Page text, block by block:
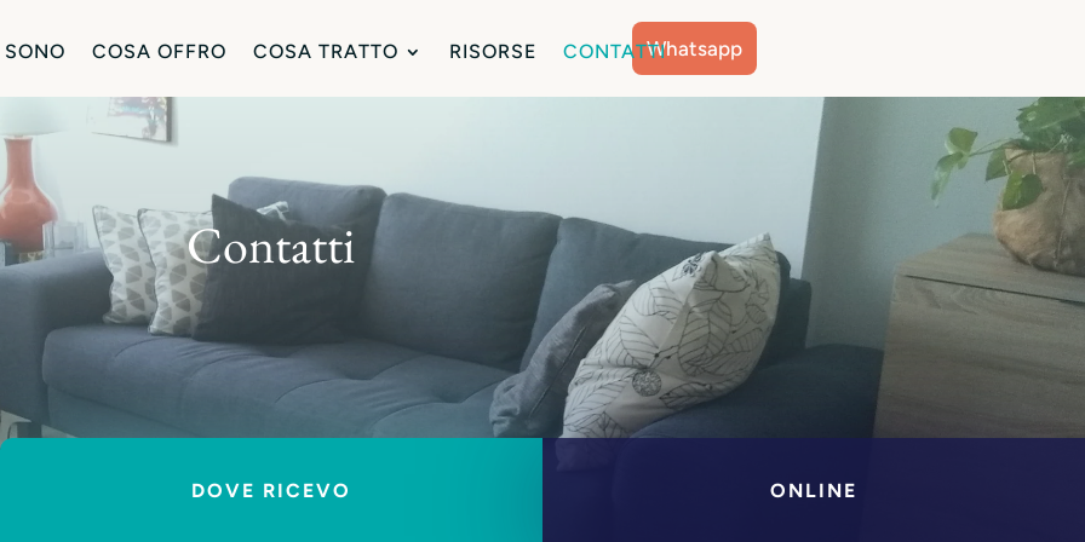
COSA OFFRO COSA TRATTO RISORSE CONTATTIWhatsapp
Contatti
DOVE RICEVO ONLINE